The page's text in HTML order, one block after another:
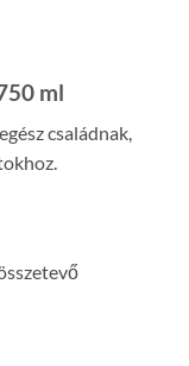
ml
családnak,